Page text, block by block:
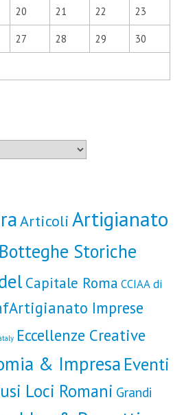
20 21 22 23
27 28 29 30
Articoli Artigianato
Botteghe Storiche
Capitale Roma CCIAA di
Imprese
Eccellenze Creative
& Impresa Eventi
Loci Romani Grandi